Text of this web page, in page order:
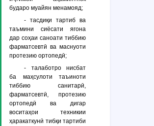
бударо муайян менамояд;
- тасдиқи тартиб ва
таъмини сиёсати ягона
дар соҳаи саноати тиббию
фарматсевтӣ ва маснуоти
протезию ортопедӣ;
- талаботро нисбат
ба маҳсулоти таъиноти
тиббию санитарӣ,
фарматсевтӣ, протезию
ортопедӣ ва дигар
воситаҳои техникии
ҳаракаткунӣ тибқи тартиби